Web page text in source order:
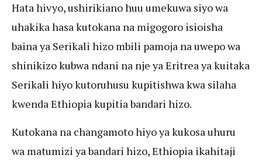
Hata hivyo, ushirikiano huu umekuwa siyo wa
uhakika hasa kutokana na migogoro isioisha
baina ya Serikali hizo mbili pamoja na uwepo wa
shinikizo kubwa ndani na nje ya Eritrea ya kuitaka
Serikali hiyo kutoruhusu kupitishwa kwa silaha
kwenda Ethiopia kupitia bandari hizo.
Kutokana na changamoto hiyo ya kukosa uhuru
wa matumizi ya bandari hizo, Ethiopia ikahitaji